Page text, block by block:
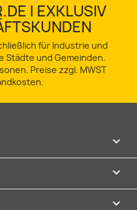
| EXKLUSIV
für Industrie und
Städte und Gemeinden.
Preise zzgl. MWST


